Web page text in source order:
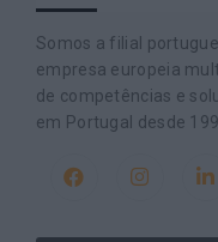
Somos a filial
empresa europeia
de competências e
em Portugal desde